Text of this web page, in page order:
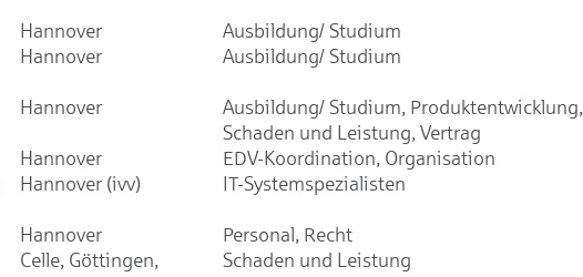
Hannover Ausbildung/ Studium
Hannover Ausbildung/ Studium
Hannover
Ausbildung/ Studium, Produktentwicklung,
Schaden und Leistung, Vertrag
Hannover EDV-Koordination, Organisation
Hannover (ivv) IT-Systemspezialisten
Hannover Personal, Recht
Celle, Göttingen,
Schaden und Leistung